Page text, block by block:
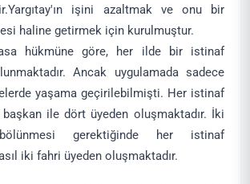
işini azaltmak ve onu bir
haline getirmek için kurulmuştur.
hükmüne göre, her ilde bir istinaf
Ancak uygulamada sadece
yaşama geçirilebilmişti. Her istinaf
ile dört üyeden oluşmaktadır. İki
gerektiğinde her istinaf
iki fahri üyeden oluşmaktadır.